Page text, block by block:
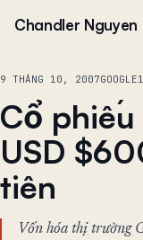
Chandler Nguyen
9 THÁNG 10, 2007GOOGLE
Cổ
USD
tiên
Vốn hóa thị trường